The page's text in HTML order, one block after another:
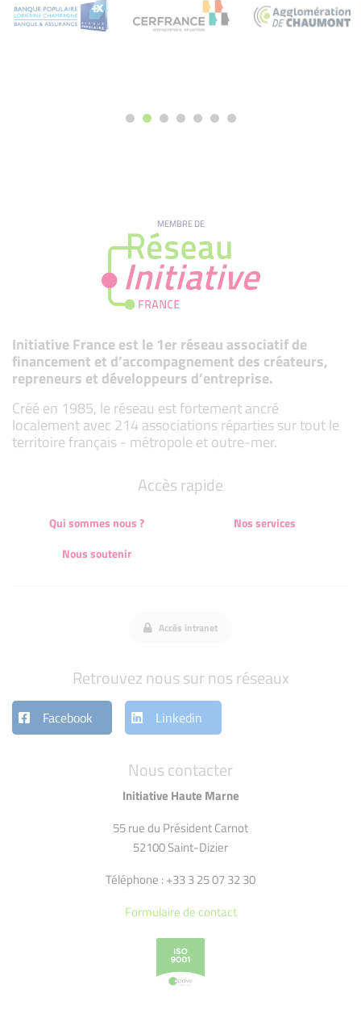
MEMBRE DE
Initiative France est le 1er réseau associatif de
financement et d’accompagnement des créateurs,
repreneurs et développeurs d’entreprise.
Créé en 1985, le réseau est fortement ancré
localement avec 214 associations réparties sur tout le
territoire français - métropole et outre-mer.
Nous contacter
Initiative Haute Marne
55 rue du Président Carnot
52100 Saint-Dizier
Téléphone : +33 3 25 07 32 30
Formulaire de contact
Accès rapide
Qui sommes nous ?
Nos services
Nous soutenir
Accès intranet
Retrouvez nous sur nos réseaux
Facebook Linkedin